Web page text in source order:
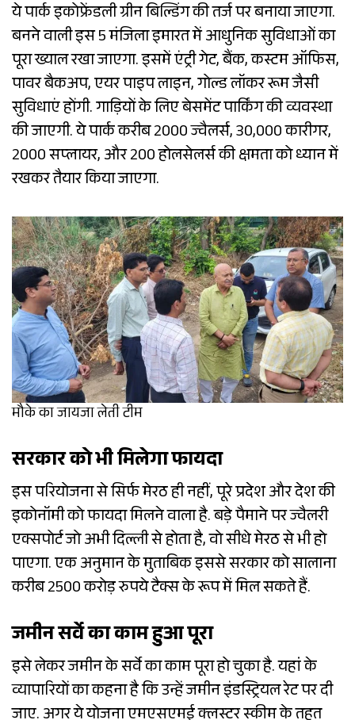
ये पार्क इकोफ्रेंडली ग्रीन बिल्डिंग की तर्ज पर बनाया जाएगा.
बनने वाली इस 5 मंजिला इमारत में आधुनिक सुविधाओं का
पूरा ख्याल रखा जाएगा. इसमें एंट्री गेट, बैंक, कस्टम ऑफिस,
पावर बैकअप, एयर पाइप लाइन, गोल्ड लॉकर रूम जैसी
सुविधाएं होंगी. गाड़ियों के लिए बेसमेंट पार्किंग की व्यवस्था
की जाएगी. ये पार्क करीब 2000 ज्वैलर्स, 30,000 कारीगर,
2000 सप्लायर, और 200 होलसेलर्स की क्षमता को ध्यान में
रखकर तैयार किया जाएगा.
मौके का जायजा लेती टीम
सरकार को भी मिलेगा फायदा
इस परियोजना से सिर्फ मेरठ ही नहीं, पूरे प्रदेश और देश की
इकोनॉमी को फायदा मिलने वाला है. बड़े पैमाने पर ज्वैलरी
एक्सपोर्ट जो अभी दिल्ली से होता है, वो सीधे मेरठ से भी हो
पाएगा. एक अनुमान के मुताबिक इससे सरकार को सालाना
करीब 2500 करोड़ रुपये टैक्स के रूप में मिल सकते हैं.
जमीन सर्वे का काम हुआ पूरा
इसे लेकर जमीन के सर्वे का काम पूरा हो चुका है. यहां के
व्यापारियों का कहना है कि उन्हें जमीन इंडस्ट्रियल रेट पर दी